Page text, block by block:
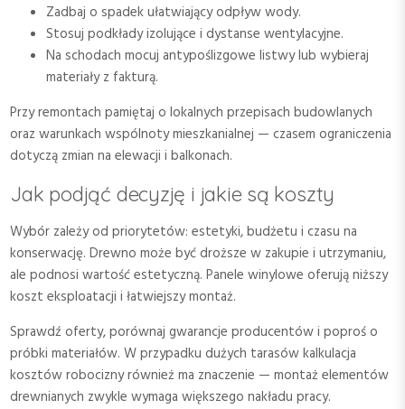
Zadbaj o spadek ułatwiający odpływ wody.
Stosuj podkłady izolujące i dystanse wentylacyjne.
Na schodach mocuj antypoślizgowe listwy lub wybieraj
materiały z fakturą.
Przy remontach pamiętaj o lokalnych przepisach budowlanych
oraz warunkach wspólnoty mieszkanialnej — czasem ograniczenia
dotyczą zmian na elewacji i balkonach.
Jak podjąć decyzję i jakie są koszty
Wybór zależy od priorytetów: estetyki, budżetu i czasu na
konserwację. Drewno może być droższe w zakupie i utrzymaniu,
ale podnosi wartość estetyczną. Panele winylowe oferują niższy
koszt eksploatacji i łatwiejszy montaż.
Sprawdź oferty, porównaj gwarancje producentów i poproś o
próbki materiałów. W przypadku dużych tarasów kalkulacja
kosztów robocizny również ma znaczenie — montaż elementów
drewnianych zwykle wymaga większego nakładu pracy.